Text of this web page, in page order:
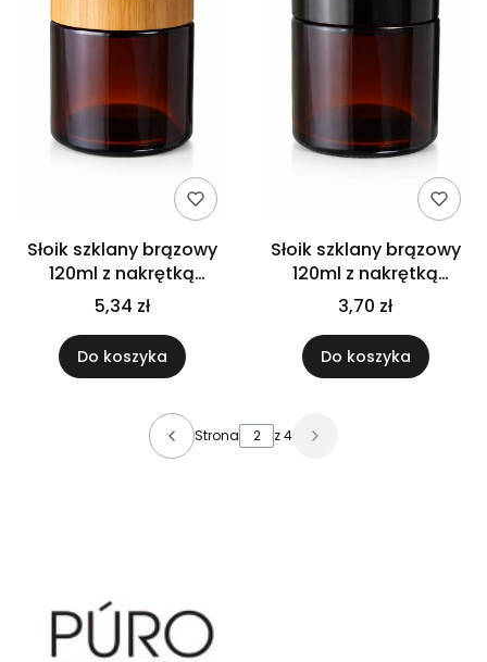
Słoik szklany brązowy
120ml z nakrętką
bambusową PP
5,34 zł
Do koszyka
Słoik szklany brązowy
120ml z nakrętką
czarną
3,70 zł
Do koszyka
Strona z 4